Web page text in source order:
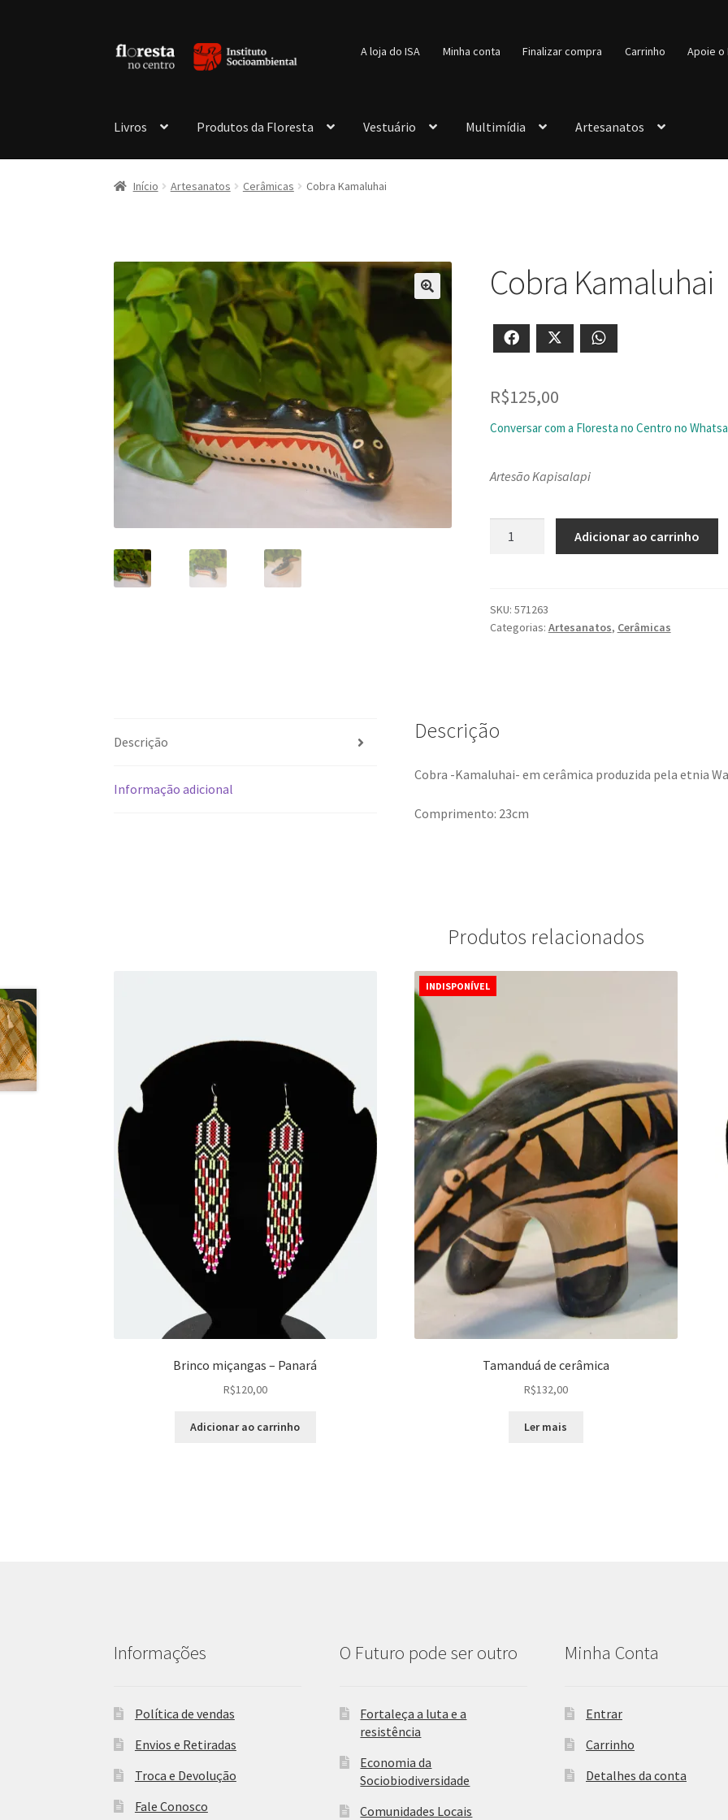
Pular
para
Pular
para
A loja do ISA Minha conta Finalizar compra Carrinho Apoie o
Livros Produtos da Floresta Vestuário Multimídia Artesanatos
Início Artesanatos Cerâmicas Cobra Kamaluhai
Cobra Kamaluhai
Facebook
R$125,00
Conversar com a Floresta no Centro no
Artesão Kapisalapi
Adicionar ao carrinho
SKU: 571263
Categorias: Artesanatos, Cerâmicas
Descrição
Informação adicional
Descrição
Cobra -Kamaluhai- em cerâmica produzida pela etnia
Comprimento: 23cm
Produtos relacionados
Brinco miçangas – Panará
R$120,00
Adicionar ao carrinho
INDISPONÍVEL
Tamanduá de cerâmica
R$132,00
Ler mais
Informações
Política de vendas
Envios e Retiradas
Troca e Devolução
Fale Conosco
O Futuro pode ser outro
Fortaleça a luta e a
resistência
Economia da
Sociobiodiversidade
Comunidades Locais
Minha Conta
Entrar
Carrinho
Detalhes da conta